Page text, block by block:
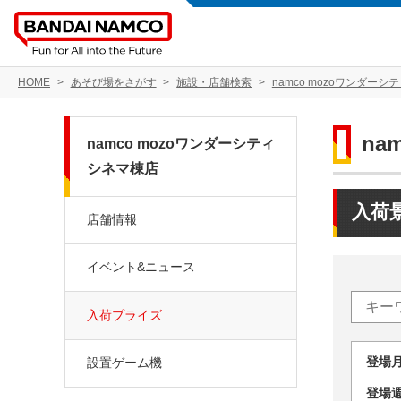
HOME あそび場をさがす 施設・店舗検索 namco mozoワンダーシ
入荷
登
登
namco mozoワンダーシティ
シネマ棟店
店舗情報
イベント&ニュース
入荷プライズ
設置ゲーム機